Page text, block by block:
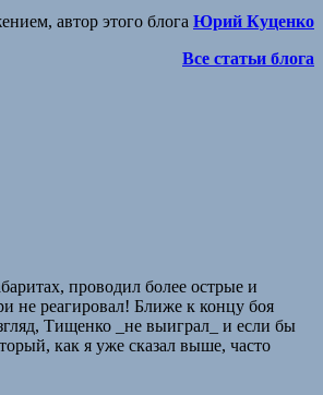
автор этого блога Юрий Куценко
Все статьи блога
проводил более острые и
не реагировал! Ближе к концу боя
Тищенко _не выиграл_ и если бы
как я уже сказал выше, часто